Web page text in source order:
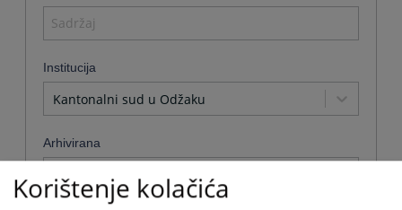
Institucija
Kantonalni sud u Odžaku
Arhivirana
Ne
Korištenje kolačića